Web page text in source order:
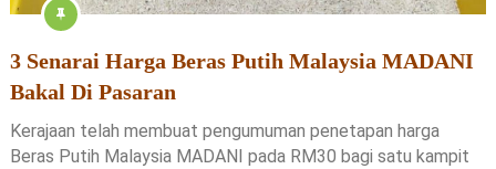
3 Senarai Harga Beras Putih Malaysia MADANI
Bakal Di Pasaran
Kerajaan telah membuat pengumuman penetapan harga
Beras Putih Malaysia MADANI pada RM30 bagi satu kampit